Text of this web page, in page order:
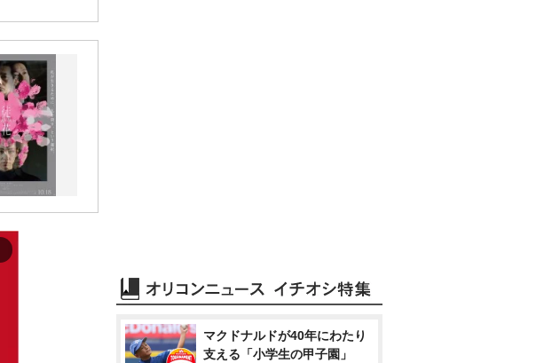
マクドナルドが40年にわたり
支える「小学生の甲子園」